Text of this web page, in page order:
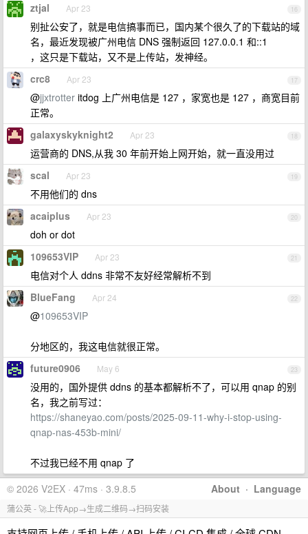
16
ztjal Apr 23
别扯公安了，就是电信搞事而已，国内某个很久了的下载站的域
名，最近发现被广州电信 DNS 强制返回 127.0.0.1 和::1
，这只是下载站，又不是上传站，发神经。
17
crc8 Apr 23
@jjxtrotter itdog 上广州电信是 127 ，家宽也是 127 ，商宽目前
正常。
18
galaxyskyknight2 Apr 23
运营商的 DNS,从我 30 年前开始上网开始，就一直没用过
19
scal Apr 23
不用他们的 dns
20
acaiplus Apr 23
doh or dot
21
109653VIP Apr 23
电信对个人 ddns 非常不友好经常解析不到
22
BlueFang Apr 24
@109653VIP
分地区的，我这电信就很正常。
23
future0906 May 6
没用的，国外提供 ddns 的基本都解析不了，可以用 qnap 的别
名，我之前写过：
https://shaneyao.com/posts/2025-09-11-why-i-stop-using-
qnap-nas-453b-mini/
不过我已经不用 qnap 了
About · Language
© 2026 V2EX · 47ms · 3.9.8.5
蒲公英 - 🚀上传App→生成二维码→扫码安装